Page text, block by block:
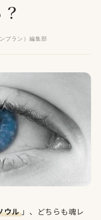
ブラン）編集部
ウル 」、どちらも魂レ